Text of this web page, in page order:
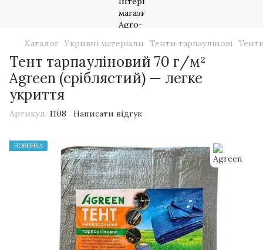
Каталог Укривні матеріали Тенти тарпаулінові
Тент тарпауліновий 70 г/м²
Agreen (сріблястий) — легке
укриття
Артикул: 1108 Написати відгук
НОВИНКА